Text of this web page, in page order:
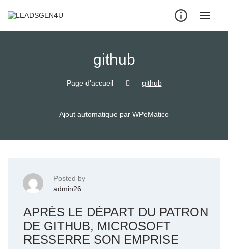
github
Page d'accueil github
Ajout automatique par WPeMatico
Posted by
admin26
APRÈS LE DÉPART DU PATRON
DE GITHUB, MICROSOFT
RESSERRE SON EMPRISE